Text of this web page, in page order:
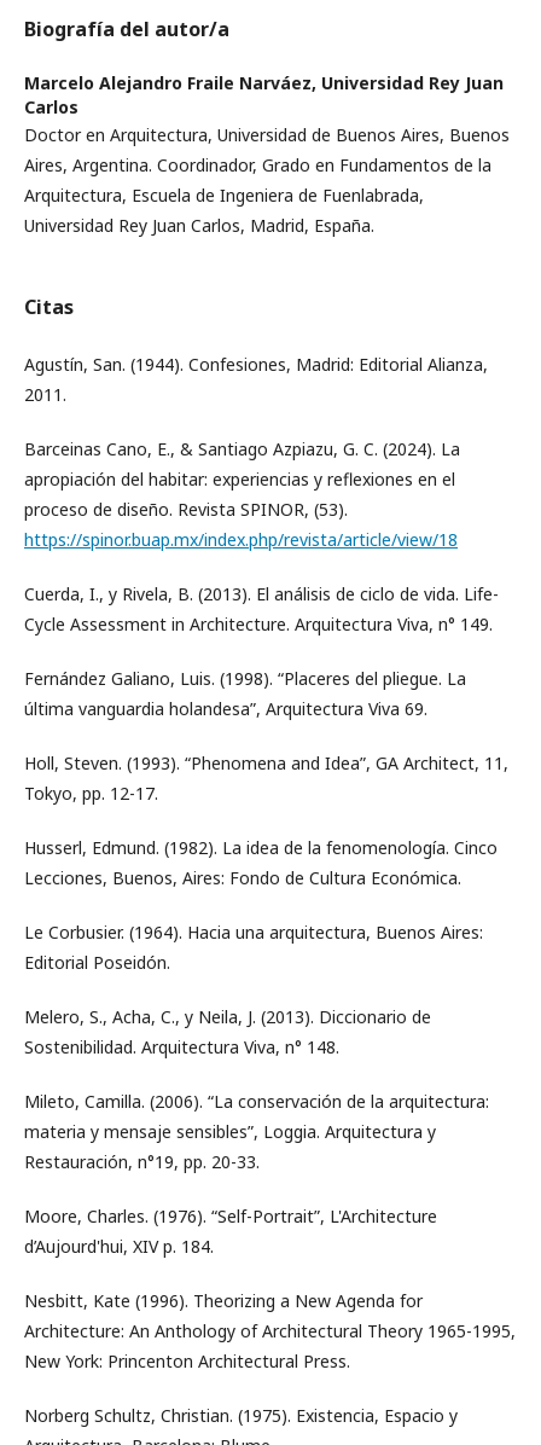
Biografía del autor/a
Marcelo Alejandro Fraile Narváez, Universidad Rey Juan
Carlos
Doctor en Arquitectura, Universidad de Buenos Aires, Buenos
Aires, Argentina. Coordinador, Grado en Fundamentos de la
Arquitectura, Escuela de Ingeniera de Fuenlabrada,
Universidad Rey Juan Carlos, Madrid, España.
Citas
Agustín, San. (1944). Confesiones, Madrid: Editorial Alianza,
2011.
Barceinas Cano, E., & Santiago Azpiazu, G. C. (2024). La
apropiación del habitar: experiencias y reflexiones en el
proceso de diseño. Revista SPINOR, (53).
https://spinor.buap.mx/index.php/revista/article/view/18
Cuerda, I., y Rivela, B. (2013). El análisis de ciclo de vida. Life-
Cycle Assessment in Architecture. Arquitectura Viva, n° 149.
Fernández Galiano, Luis. (1998). “Placeres del pliegue. La
última vanguardia holandesa”, Arquitectura Viva 69.
Holl, Steven. (1993). “Phenomena and Idea”, GA Architect, 11,
Tokyo, pp. 12-17.
Husserl, Edmund. (1982). La idea de la fenomenología. Cinco
Lecciones, Buenos, Aires: Fondo de Cultura Económica.
Le Corbusier. (1964). Hacia una arquitectura, Buenos Aires:
Editorial Poseidón.
Melero, S., Acha, C., y Neila, J. (2013). Diccionario de
Sostenibilidad. Arquitectura Viva, n° 148.
Mileto, Camilla. (2006). “La conservación de la arquitectura:
materia y mensaje sensibles”, Loggia. Arquitectura y
Restauración, n°19, pp. 20-33.
Moore, Charles. (1976). “Self-Portrait”, L'Architecture
d’Aujourd'hui, XIV p. 184.
Nesbitt, Kate (1996). Theorizing a New Agenda for
Architecture: An Anthology of Architectural Theory 1965-1995,
New York: Princenton Architectural Press.
Norberg Schultz, Christian. (1975). Existencia, Espacio y